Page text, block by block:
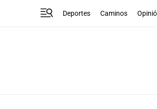
Deportes Caminos